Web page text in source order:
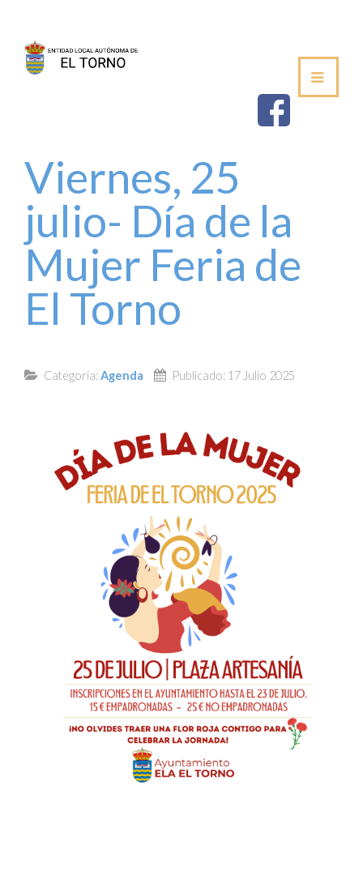
SALUDA DEL ALCALDE
CORPORACIÓN MUNICIPAL
VOCALÍAS / DELEGACIONES
PLENOS DE LA JUNTA VECINAL
TRANSPARENCIA
Viernes, 25
julio- Día de la
Mujer Feria de
El Torno
Categoría:Agenda Publicado: 17 Julio 2025